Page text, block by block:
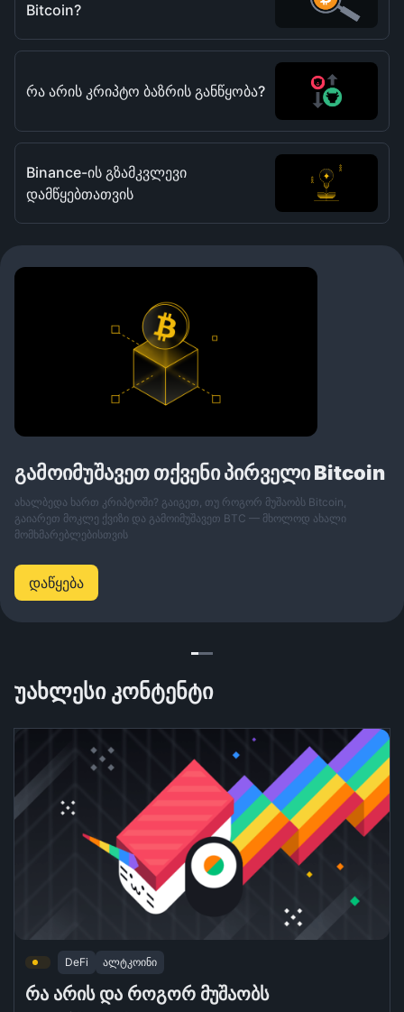
Bitcoin?
რა არის კრიპტო ბაზრის განწყობა?
Binance-ის გზამკვლევი
დამწყებთათვის
გამოიმუშავეთ თქვენი პირველი Bitcoin
ახალბედა ხართ კრიპტოში? გაიგეთ, თუ როგორ მუშაობს Bitcoin,
გაიარეთ მოკლე ქვიზი და გამოიმუშავეთ BTC — მხოლოდ ახალი
მომხმარებლებისთვის
დაწყება
უახლესი კონტენტი
DeFi ალტკოინი
რა არის და როგორ მუშაობს